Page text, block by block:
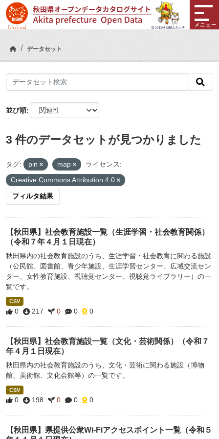
Skip to main content
メニュー
データセット
並び順
3 件のデータセットが見つかりました
タグ: pin map
ライセンス:
Creative Commons Attribution 4.0
フィルタ結果
【秋田県】社会教育施設一覧（生涯学習・社会教育関係）
（令和７年４月１日現在）
秋田県内の社会教育施設のうち、生涯学習・社会教育に関わる施設
（公民館、図書館、青少年施設、生涯学習センター、広域交流セン
ター、女性教育施設、視聴覚センター、視聴覚ライブラリー）の一
覧です。
CSV
0 217 0 0 0
【秋田県】社会教育施設一覧（文化・芸術関係）（令和７
年４月１日現在）
秋田県内の社会教育施設のうち、文化・芸術に関わる施設（博物
館、美術館、文化会館等）の一覧です。
CSV
0 198 0 0 0
【秋田県】県提供公衆Wi-Fiアクセスポイント一覧（令和５